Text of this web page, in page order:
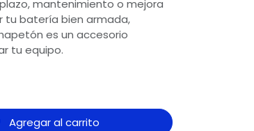
mantenimiento o mejora
tu batería bien armada,
es un accesorio
tu equipo.
Agregar al carrito